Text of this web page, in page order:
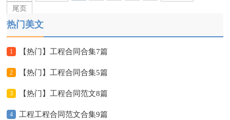
尾页
热门美文
1 【热门】工程合同合集7篇
2 【热门】工程合同合集5篇
3 【热门】工程合同范文8篇
4 工程工程合同范文合集9篇